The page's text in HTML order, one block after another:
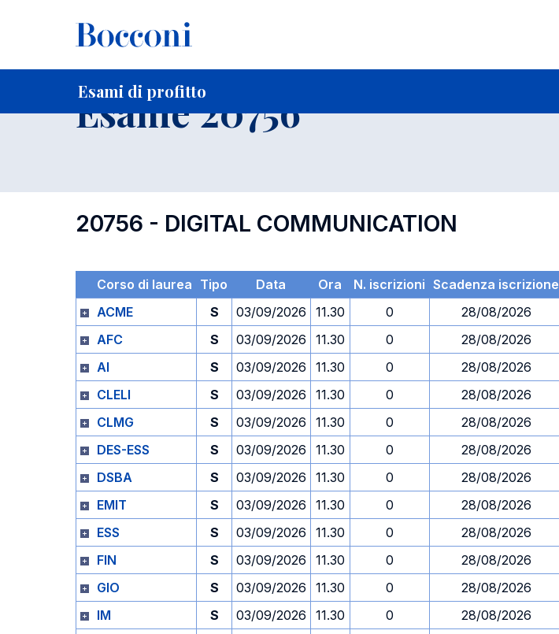
Esami di profitto
Home Per studenti iscritti
Esame 20756
20756 - DIGITAL COMMUNICATION
Corso di laurea Tipo Data Ora N. iscrizioni Scadenza iscrizione
ACME
S 03/09/2026 11.30 0
28/08/2026
AFC
S 03/09/2026 11.30 0
28/08/2026
AI
S 03/09/2026 11.30 0
28/08/2026
CLELI
S 03/09/2026 11.30 0
28/08/2026
CLMG
S 03/09/2026 11.30 0
28/08/2026
DES-ESS
S 03/09/2026 11.30 0
28/08/2026
DSBA
S 03/09/2026 11.30 0
28/08/2026
EMIT
S 03/09/2026 11.30 0
28/08/2026
ESS
S 03/09/2026 11.30 0
28/08/2026
FIN
S 03/09/2026 11.30 0
28/08/2026
GIO
S 03/09/2026 11.30 0
28/08/2026
IM
S 03/09/2026 11.30 0
28/08/2026